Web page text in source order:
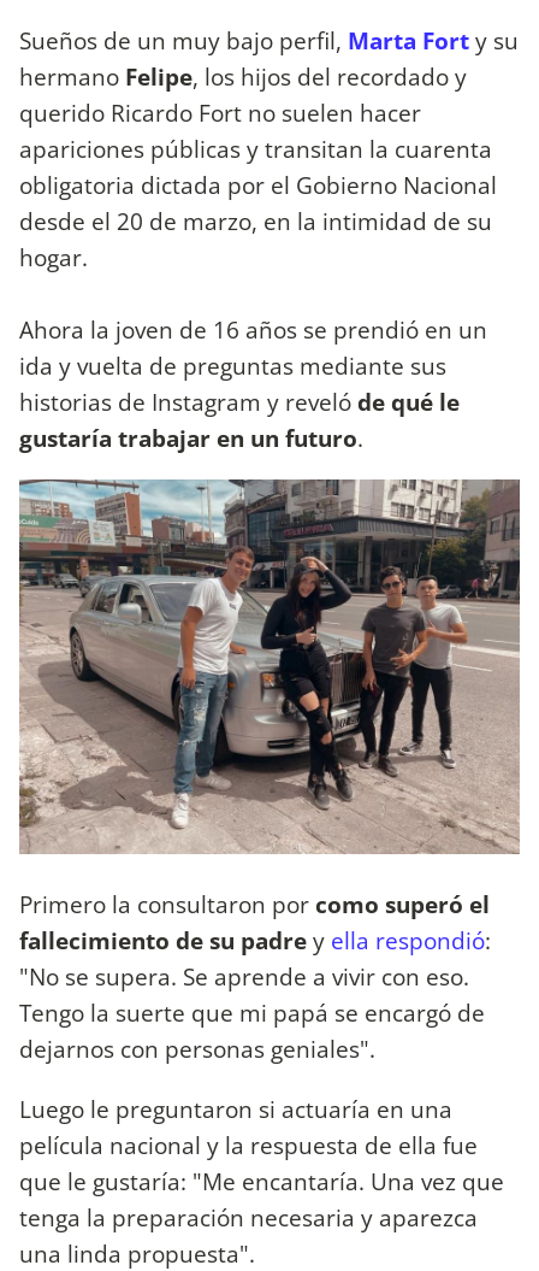
Sueños de un muy bajo perfil, Marta Forty su
hermano Felipe, los hijos del recordado y
querido Ricardo Fort no suelen hacer
apariciones públicas y transitan la cuarenta
obligatoria dictada por el Gobierno Nacional
desde el 20 de marzo, en la intimidad de su
hogar.
Ahora la joven de 16 años se prendió en un
ida y vuelta de preguntas mediante sus
historias de Instagram y revelóde qué le
gustaría trabajar en un futuro.
Primero la consultaron por como superó el
fallecimiento de su padrey ella respondió:
"No se supera. Se aprende a vivir con eso.
Tengo la suerte que mi papá se encargó de
dejarnos con personas geniales".
Luego le preguntaron si actuaría en una
película nacional y la respuesta de ella fue
que le gustaría: "Me encantaría. Una vez que
tenga la preparación necesaria y aparezca
una linda propuesta".